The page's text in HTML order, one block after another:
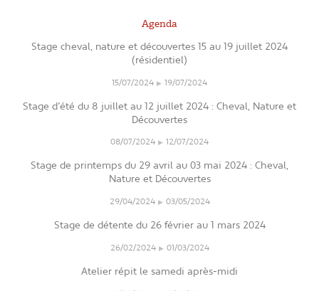
Agenda
Stage cheval, nature et découvertes 15 au 19 juillet 2024
(résidentiel)
15/07/2024 19/07/2024
Stage d’été du 8 juillet au 12 juillet 2024 : Cheval, Nature et
Découvertes
08/07/2024 12/07/2024
Stage de printemps du 29 avril au 03 mai 2024 : Cheval,
Nature et Découvertes
29/04/2024 03/05/2024
Stage de détente du 26 février au 1 mars 2024
26/02/2024 01/03/2024
Atelier répit le samedi après-midi